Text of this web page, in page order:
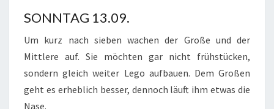
SONNTAG 13.09.
Um kurz nach sieben wachen der Große und der
Mittlere auf. Sie möchten gar nicht frühstücken,
sondern gleich weiter Lego aufbauen. Dem Großen
geht es erheblich besser, dennoch läuft ihm etwas die
Nase.